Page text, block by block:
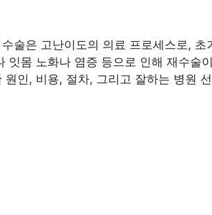
술은 고난이도의 의료 프로세스로,
잇몸 노화나 염증 등으로 인해 재수술
원인, 비용, 절차, 그리고 잘하는 병원